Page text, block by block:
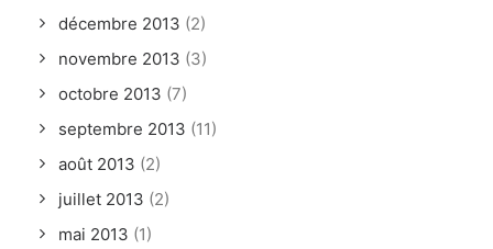
décembre 2013 (2)
novembre 2013 (3)
octobre 2013 (7)
septembre 2013 (11)
août 2013 (2)
juillet 2013 (2)
mai 2013 (1)